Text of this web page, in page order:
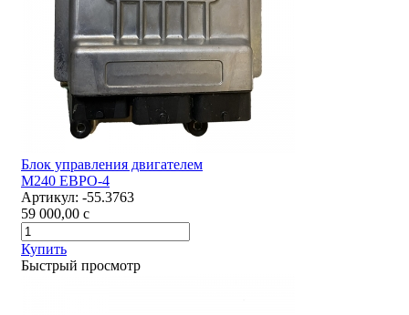
Блок управления двигателем
М240 ЕВРО-4
Артикул: -55.3763
59 000,00 c
Купить
Быстрый просмотр